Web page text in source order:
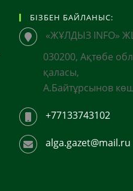
БІЗБЕН БАЙЛАНЫС:
«ЖҰЛДЫЗ INFO»
030200, Ақтөбе
қаласы,
А.Байтұрсынов
+77133743102
alga.gazet@mail.ru